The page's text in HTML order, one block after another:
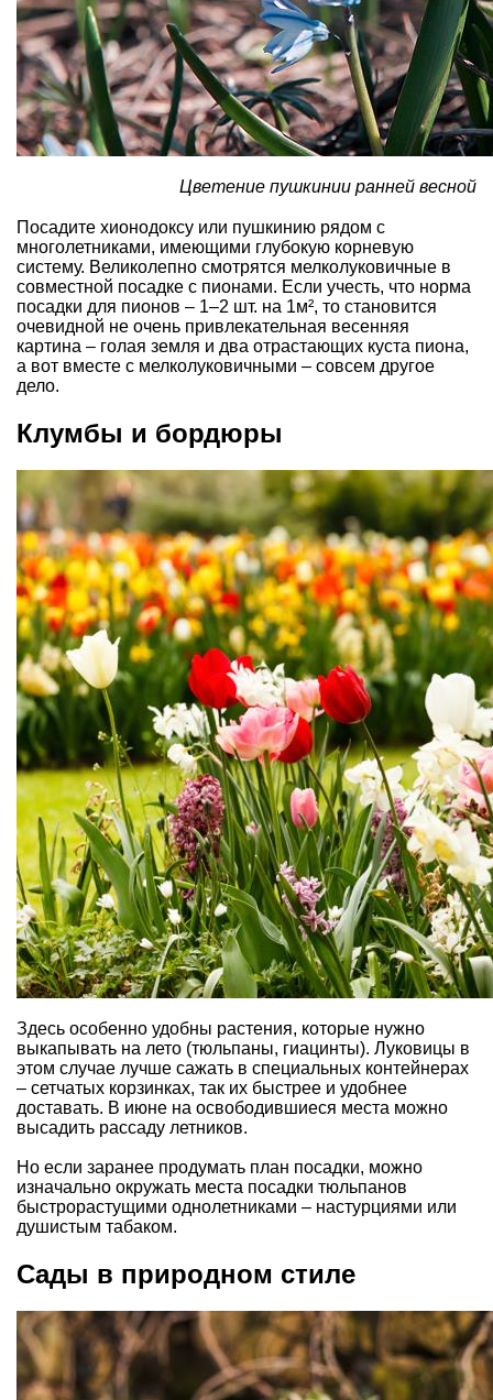
Цветение пушкинии ранней весной
Посадите хионодоксу или пушкинию рядом с
многолетниками, имеющими глубокую корневую
систему. Великолепно смотрятся мелколуковичные в
совместной посадке с пионами. Если учесть, что норма
посадки для пионов – 1–2 шт. на 1м², то становится
очевидной не очень привлекательная весенняя
картина – голая земля и два отрастающих куста пиона,
а вот вместе с мелколуковичными – совсем другое
дело.
Клумбы и бордюры
Здесь особенно удобны растения, которые нужно
выкапывать на лето (тюльпаны, гиацинты). Луковицы в
этом случае лучше сажать в специальных контейнерах
– сетчатых корзинках, так их быстрее и удобнее
доставать. В июне на освободившиеся места можно
высадить рассаду летников.
Но если заранее продумать план посадки, можно
изначально окружать места посадки тюльпанов
быстрорастущими однолетниками – настурциями или
душистым табаком.
Сады в природном стиле